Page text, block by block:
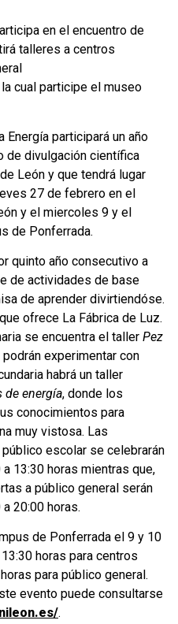
en el encuentro de
talleres a centros
cual participe el museo
Energía participará un año
de divulgación científica
León y que tendrá lugar
27 de febrero en el
y el miercoles 9 y el
de Ponferrada.
quinto año consecutivo a
de actividades de base
de aprender divirtiendóse.
ofrece La Fábrica de Luz.
se encuentra el taller Pez
experimentar con
habrá un taller
de energía, donde los
conocimientos para
muy vistosa. Las
escolar se celebrarán
13:30 horas mientras que,
a público general serán
20:00 horas.
de Ponferrada el 9 y 10
horas para centros
para público general.
evento puede consultarse
.